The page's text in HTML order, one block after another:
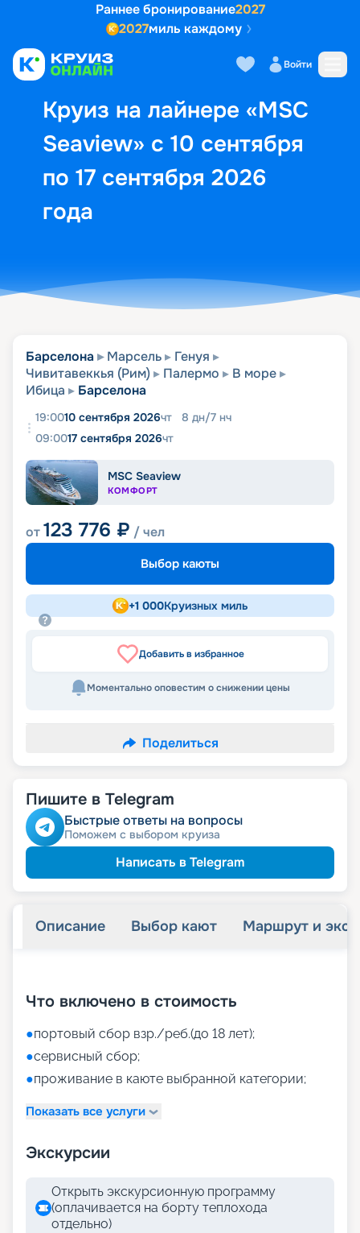
Раннее бронирование2027
2027миль каждому
Войти
Круиз на лайнере «MSC
Seaview» с 10 сентября
по 17 сентября 2026
года
Выбор кают Маршрут и
Барселона Марсель
Генуя
Чивитавеккья (Рим)
Палермо
В море
Ибица
Барселона
19:0010 сентября 2026чт 8 дн/7 нч
09:0017 сентября 2026чт
MSC Seaview
КОМФОРТ
от123 776 ₽ / чел
Выбор каюты
+1 000Круизных миль
Добавить в избранное
Моментально оповестим о снижении цены
Поделиться
Пишите в Telegram
Быстрые ответы на вопросы
Поможем с выбором круиза
Написать в Telegram
Описание Выбор кают Маршрут и
Что включено в стоимость
●портовый сбор взр./реб.(до 18 лет);
●сервисный сбор;
●проживание в каюте выбранной категории;
Показать все услуги
Экскурсии
Открыть экскурсионную программу
(оплачивается на борту теплохода
отдельно)